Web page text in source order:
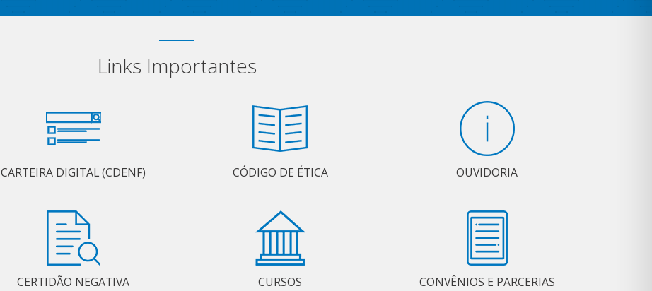
Links Importantes
CARTEIRA DIGITAL (CDENF) CÓDIGO DE ÉTICA OUVIDORIA
CERTIDÃO NEGATIVA CURSOS CONVÊNIOS E PARCERIAS